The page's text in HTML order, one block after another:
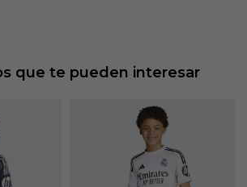
que te pueden interesar